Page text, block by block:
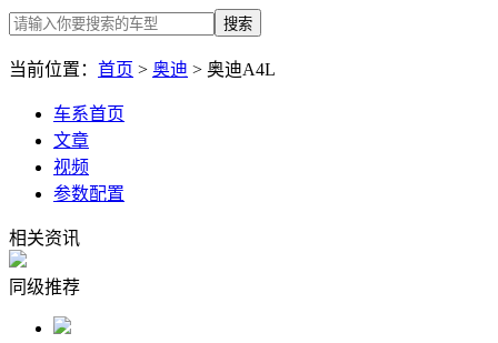
搜索
当前位置： 首页 > 奥迪 > 奥迪A4L
车系首页
文章
视频
参数配置
相关资讯
同级推荐